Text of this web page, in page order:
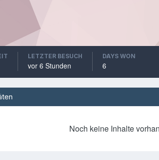
LETZTER BESUCH
vor 6 Stunden
DAYS WON
6
Noch keine Inhalte